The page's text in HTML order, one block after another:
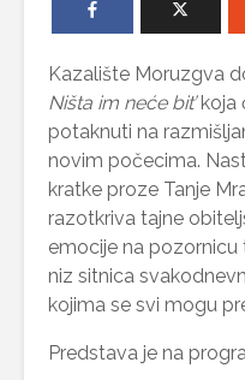
Kazalište Moruzgva
Ništa im neće bit’koja
potaknuti na
novim počecima.
kratke proze Tanje
razotkriva tajne
emocije na
niz sitnica
kojima se svi mogu
Predstava je na